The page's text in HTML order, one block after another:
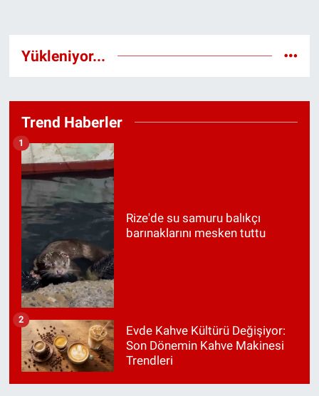
Yükleniyor...
Trend Haberler
Rize'de su samuru balıkçı
barınaklarını mesken tuttu
1
Evde Kahve Kültürü Değişiyor:
Son Dönemin Kahve Makinesi
Trendleri
2